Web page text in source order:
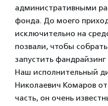
административными
фонда. До моего
исключительно на
позвали, чтобы
запустить
Наш исполнительный
Николаевич Комаров
часть, он очень